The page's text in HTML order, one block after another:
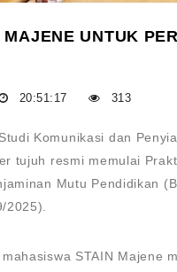
UNTUK
20:51:17 313
Komunikasi dan
tujuh resmi memulai
Mutu Pendidikan
2025).
STAIN Majene